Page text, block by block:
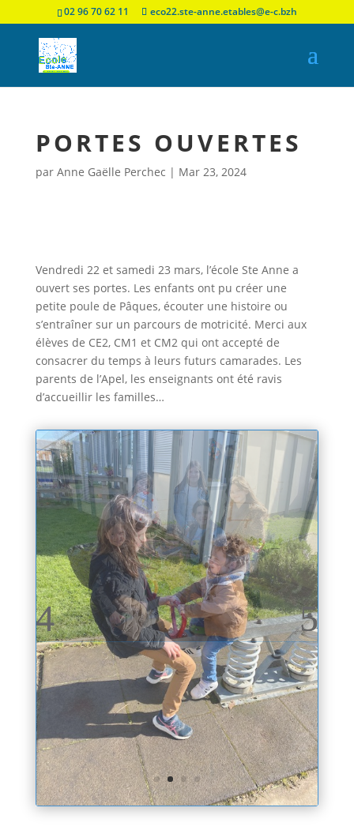
02 96 70 62 11 eco22.ste-anne.etables@e-c.bzh
PORTES OUVERTES
par Anne Gaëlle Perchec | Mar 23, 2024
Vendredi 22 et samedi 23 mars, l’école Ste Anne a
ouvert ses portes. Les enfants ont pu créer une
petite poule de Pâques, écouter une histoire ou
s’entraîner sur un parcours de motricité. Merci aux
élèves de CE2, CM1 et CM2 qui ont accepté de
consacrer du temps à leurs futurs camarades. Les
parents de l’Apel, les enseignants ont été ravis
d’accueillir les familles…